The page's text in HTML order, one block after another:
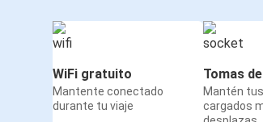
WiFi gratuito
Mantente conectado
durante tu viaje
Tomas
Mantén
cargados